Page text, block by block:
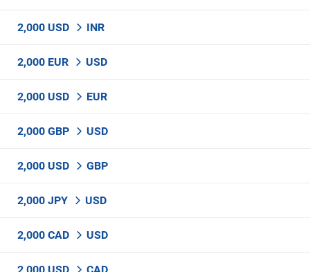
2,000 USD INR
2,000 EUR USD
2,000 USD EUR
2,000 GBP USD
2,000 USD GBP
2,000 JPY USD
2,000 CAD USD